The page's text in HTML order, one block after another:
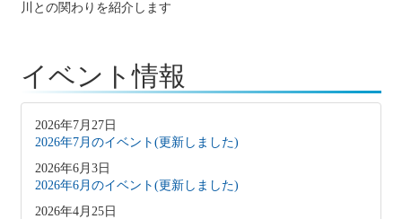
川との関わりを紹介します
イベント情報
2026年7月27日
2026年7月のイベント(更新しました)
2026年6月3日
2026年6月のイベント(更新しました)
2026年4月25日